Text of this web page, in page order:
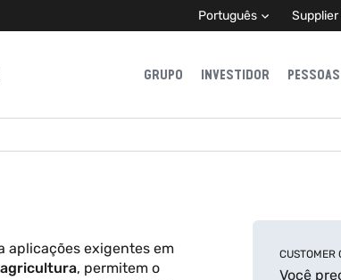
Português Supplier
GRUPO INVESTIDOR PESSOAS
aplicações exigentes em
, permitem o
CUSTOMER
Você